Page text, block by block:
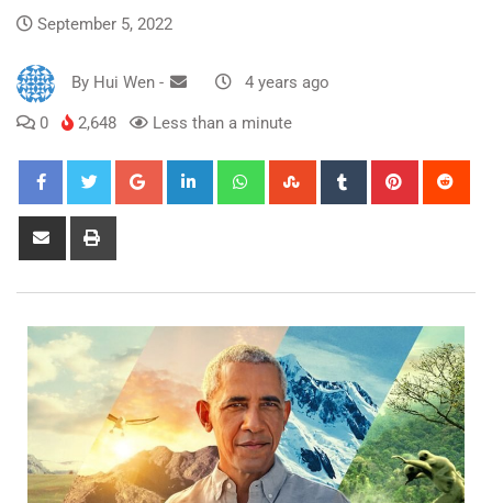
September 5, 2022
By Hui Wen - 4 years ago
0 2,648 Less than a minute